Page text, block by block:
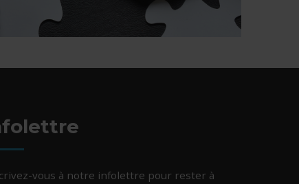
vous à notre infolettre pour rester à